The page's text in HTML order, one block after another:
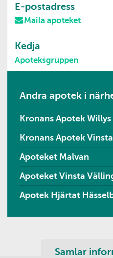
E-postadress
Maila apoteket
Kedja
Apoteksgruppen
Andra apotek i
Kronans Apotek Willys
Kronans Apotek Vinsta
Apoteket Malvan
Apoteket Vinsta
Apotek Hjärtat
Samlar